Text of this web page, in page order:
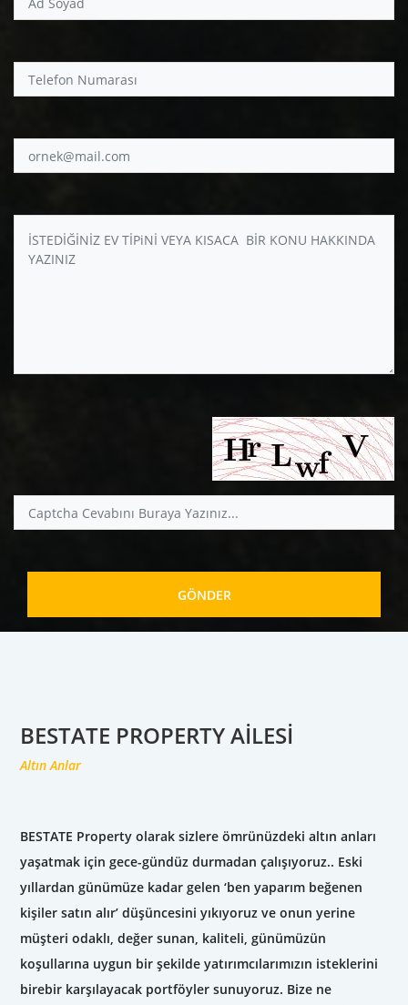
GÖNDER
BESTATE PROPERTY AILESI
Altın Anlar
BESTATE Property olarak sizlere ömrünüzdeki altın anları
yaşatmak için gece-gündüz durmadan çalışıyoruz.. Eski
yıllardan günümüze kadar gelen ‘ben yaparım beğenen
kişiler satın alır’ düşüncesini yıkıyoruz ve onun yerine
müşteri odaklı, değer sunan, kaliteli, günümüzün
koşullarına uygun bir şekilde yatırımcılarımızın isteklerini
birebir karşılayacak portföyler sunuyoruz. Bize ne